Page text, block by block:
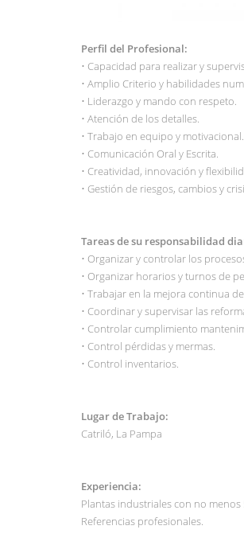
Perfil del Profesional:
• Capacidad para realizar y
• Amplio Criterio y habilidades
• Liderazgo y mando con respeto.
• Atención de los detalles.
• Trabajo en equipo y motivacional.
• Comunicación Oral y Escrita.
• Creatividad, innovación y
• Gestión de riesgos, cambios y
Tareas de su responsabilidad
• Organizar y controlar los
• Organizar horarios y turnos de
• Trabajar en la mejora continua
• Coordinar y supervisar las
• Controlar cumplimiento
• Control pérdidas y mermas.
• Control inventarios.
Lugar de Trabajo:
Catriló, La Pampa
Experiencia:
Plantas industriales con no menos
Referencias profesionales.